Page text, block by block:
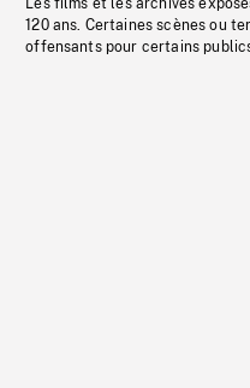
Les films et les archives
120 ans. Certaines scènes ou
offensants pour certains